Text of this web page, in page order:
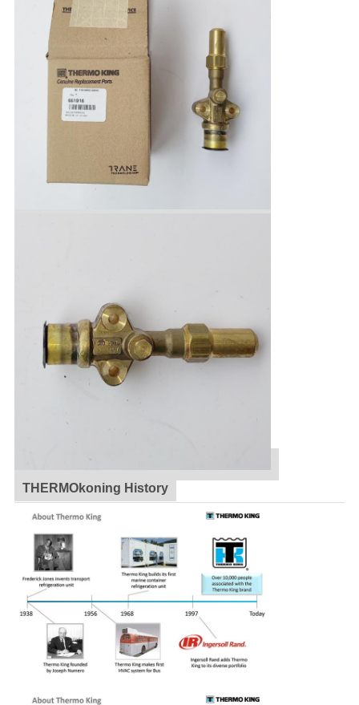
THERMOkoning History